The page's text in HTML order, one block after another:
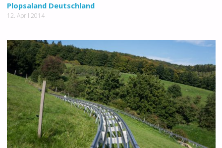
Plopsaland Deutschland
12. April 2014